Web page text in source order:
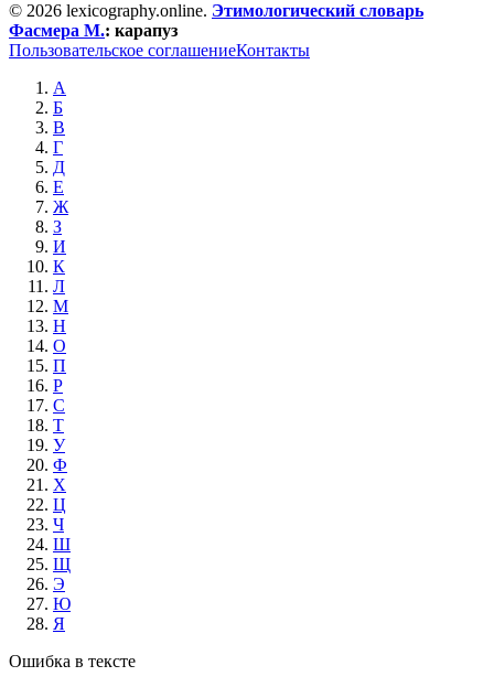
© 2026 lexicography.online. Этимологический словарь
Фасмера М.: карапуз
Пользовательское соглашениеКонтакты
А
Б
В
Г
Д
Е
Ж
З
И
К
Л
М
Н
О
П
Р
С
Т
У
Ф
Х
Ц
Ч
Ш
Щ
Э
Ю
Я
Ошибка в тексте